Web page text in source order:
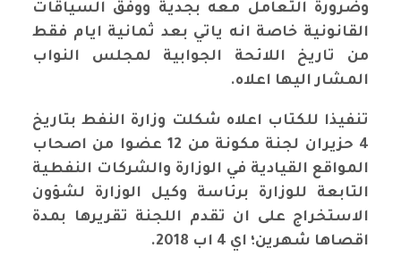
وضرورة التعامل معه بجدية ووفق السياقات
القانونية خاصة انه ياتي بعد ثمانية ايام فقط
من تاريخ اللائحة الجوابية لمجلس النواب
المشار اليها اعلاه.
تنفيذا للكتاب اعلاه شكلت وزارة النفط بتاريخ
4 حزيران لجنة مكونة من 12 عضوا من اصحاب
المواقع القيادية في الوزارة والشركات النفطية
التابعة للوزارة برئاسة وكيل الوزارة لشؤون
الاستخراج على ان تقدم اللجنة تقريرها بمدة
اقصاها شهرين؛ اي 4 اب 2018.